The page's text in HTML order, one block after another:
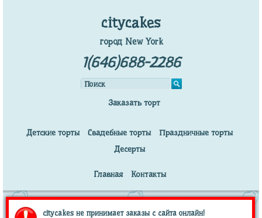
citycakes
город New York
1(646)688-2286
Заказать торт
Детские торты Свадебные торты
Праздничные торты
Десерты
Главная Контакты
citycakes не принимает заказы с сайта онлайн!